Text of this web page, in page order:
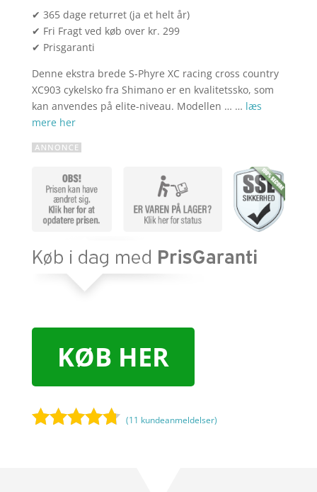
✔ 365 dage returret (ja et helt år)
✔ Fri Fragt ved køb over kr. 299
✔ Prisgaranti
Denne ekstra brede S-Phyre XC racing cross country
XC903 cykelsko fra Shimano er en kvalitetssko, som
kan anvendes på elite-niveau. Modellen … … læs
mere her
KØB HER
(11 kundeanmeldelser)